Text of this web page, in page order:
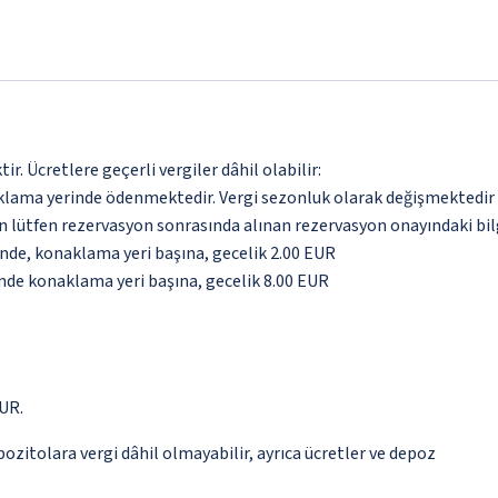
Ücretlere geçerli vergiler dâhil olabilir:
yerinde ödenmektedir. Vergi sezonluk olarak
rezervasyon sonrasında alınan rezervasyon
konaklama yeri başına, gecelik 2.00 EUR
konaklama yeri başına, gecelik 8.00 EUR
vergi dâhil olmayabilir, ayrıca ücretler ve depoz